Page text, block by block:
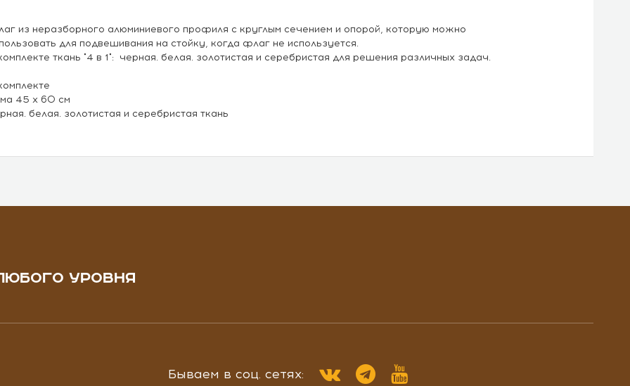
из неразборного алюминиевого профиля с круглым сечением и опорой, которую можно
для подвешивания на стойку, когда флаг не используется.
ткань "4 в 1": черная. белая. золотистая и серебристая для решения различных задач.
45 х 60 см
белая. золотистая и серебристая ткань
УРОВНЯ
Бываем в соц. сетях: